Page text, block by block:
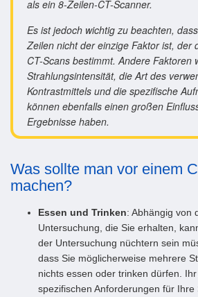
als ein 8-Zeilen-CT-Scanner.
Es ist jedoch wichtig zu beachten,
Zeilen nicht der einzige Faktor ist, der
CT-Scans bestimmt. Andere Faktoren
Strahlungsintensität, die Art des
Kontrastmittels und die spezifische
können ebenfalls einen großen
Ergebnisse haben.
Was sollte man vor einem
machen?
Essen und Trinken: Abhängig von
Untersuchung, die Sie erhalten,
der Untersuchung nüchtern sein
dass Sie möglicherweise mehrere
nichts essen oder trinken dürfen.
spezifischen Anforderungen für Ihre